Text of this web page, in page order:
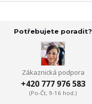
Potřebujete poradit?
Zákaznická podpora
+420 777 976 583
(Po-Čt, 9-16 hod.)